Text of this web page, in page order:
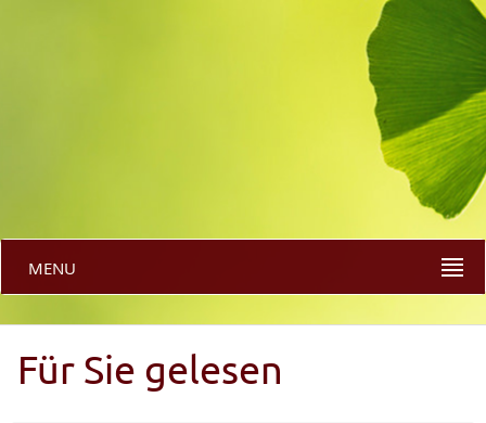
MENU
Für Sie gelesen